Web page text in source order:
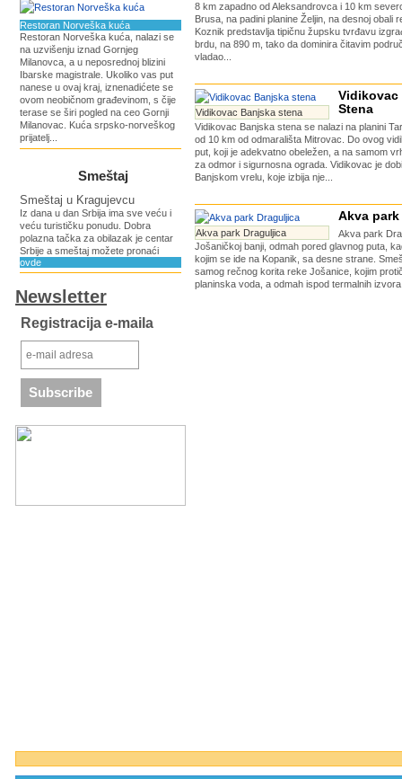
Restoran Norveška kuća
Restoran Norveška kuća, nalazi se
na uzvišenju iznad Gornjeg
Milanovca, a u neposrednoj blizini
Ibarske magistrale. Ukoliko vas put
nanese u ovaj kraj, iznenadićete se
ovom neobičnom građevinom, s čije
terase se širi pogled na ceo Gornji
Milanovac. Kuća srpsko-norveškog
prijatelj...
Smeštaj
Smeštaj u Kragujevcu
Iz dana u dan Srbija ima sve veću i
veću turističku ponudu. Dobra
polazna tačka za obilazak je centar
Srbije a smeštaj možete pronaći
ovde
Newsletter
Registracija e-maila
8 km zapadno od Aleksandrovca i 10 km
Brusa, na padini planine Željin, na desnoj obali
Koznik predstavlja tipičnu župsku tvrđavu
brdu, na 890 m, tako da dominira čitavim
vladao...
Vidikovac Banjska stena
Vidikovac
Stena
Vidikovac Banjska stena se nalazi na planini
od 10 km od odmarališta Mitrovac. Do ovog
put, koji je adekvatno obeležen, a na samom
za odmor i sigurnosna ograda. Vidikovac je
Banjskom vrelu, koje izbija nje...
Akva park Draguljica
Akva
Akva park
Jošaničkoj banji, odmah pored glavnog puta,
kojim se ide na Kopanik, sa desne strane.
samog rečnog korita reke Jošanice, kojim
planinska voda, a odmah ispod termalnih